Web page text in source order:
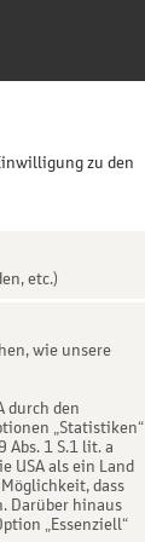
zu den
etc.)
wie unsere
durch den
„Statistiken“
Abs. 1 S.1 lit. a
USA als ein Land
dass
Darüber hinaus
„Essenziell“